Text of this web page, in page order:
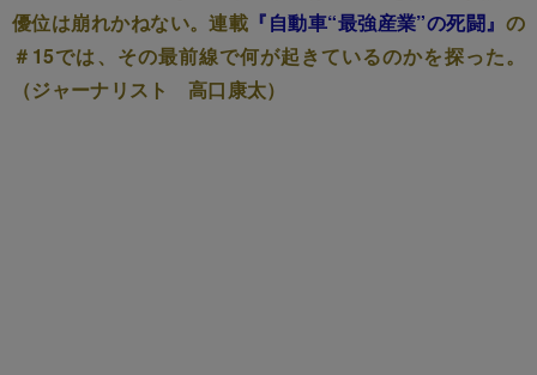
優位は崩れかねない。連載 『自動車“最強産業”の死闘』 の
＃15では、その最前線で何が起きているのかを探った。
（ジャーナリスト 高口康太）